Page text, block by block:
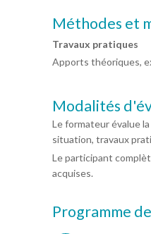
Méthodes et
Travaux pratiques
Apports théoriques,
Modalités
Le formateur évalue
situation, travaux
Le participant
acquises.
Programme